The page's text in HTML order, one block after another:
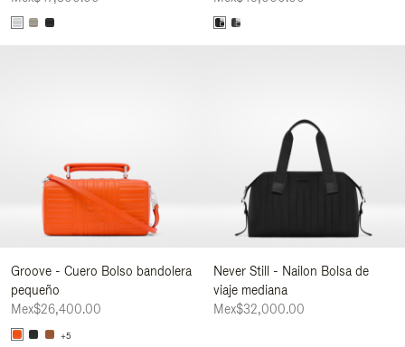
Groove - Cuero Bolso bandolera
pequeño
Mex$26,400.00
+5
Never Still - Nailon Bolsa de
viaje mediana
Mex$32,000.00